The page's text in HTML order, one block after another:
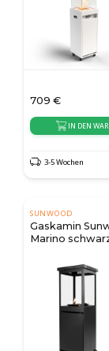
709 €
IN DEN
3-5 Wochen
SUNWOOD
Gaskamin
Marino